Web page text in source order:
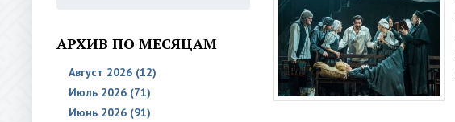
АРХИВ ПО МЕСЯЦАМ
Август 2026 (12)
Июль 2026 (71)
Июнь 2026 (91)